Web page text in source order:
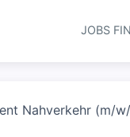
JOBS
Nahverkehr (m/